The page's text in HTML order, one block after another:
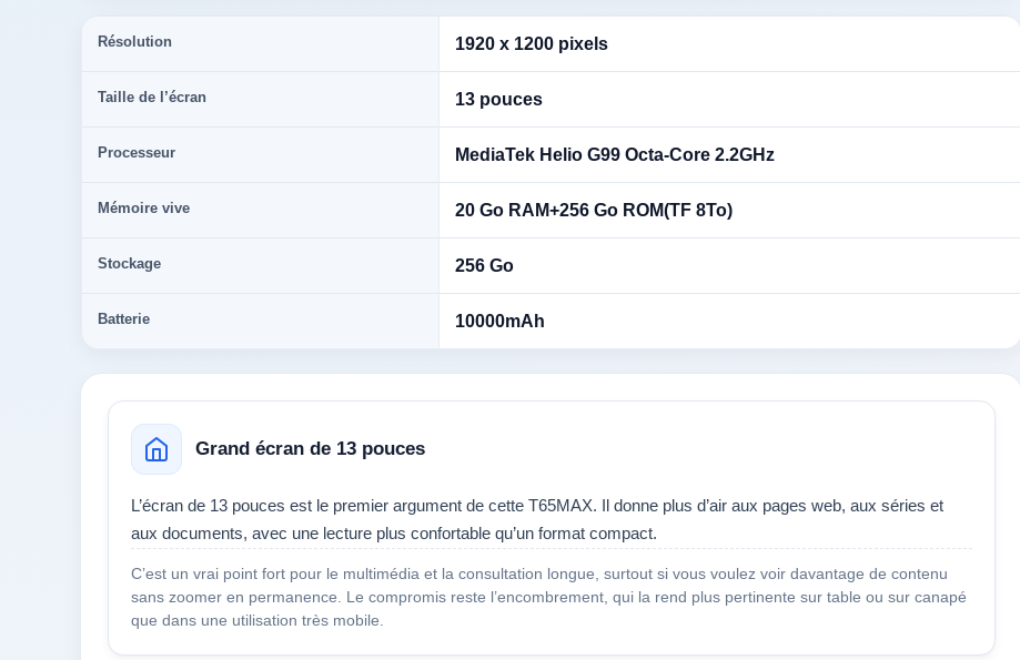
Résolution 1920 x 1200 pixels
Taille de l’écran 13 pouces
Processeur MediaTek Helio G99 Octa-Core 2.2GHz
Mémoire vive 20 Go RAM+256 Go ROM(TF 8To)
Stockage 256 Go
Batterie 10000mAh
Grand écran de 13 pouces
L’écran de 13 pouces est le premier argument de cette T65MAX. Il donne plus d’air aux pages web, aux séries et
aux documents, avec une lecture plus confortable qu’un format compact.
C’est un vrai point fort pour le multimédia et la consultation longue, surtout si vous voulez voir davantage de contenu
sans zoomer en permanence. Le compromis reste l’encombrement, qui la rend plus pertinente sur table ou sur canapé
que dans une utilisation très mobile.